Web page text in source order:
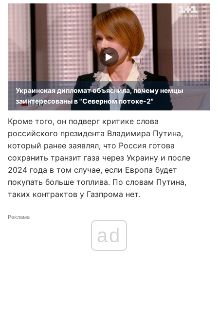
Украинская дипломат объяснила, почему немцы
заинтересованы в "Северном потоке-2"
Кроме того, он подверг критике слова
российского президента Владимира Путина,
который ранее заявлял, что Россия готова
сохранить транзит газа через Украину и после
2024 года в том случае, если Европа будет
покупать больше топлива. По словам Путина,
таких контрактов у Газпрома нет.
Реклама
ad